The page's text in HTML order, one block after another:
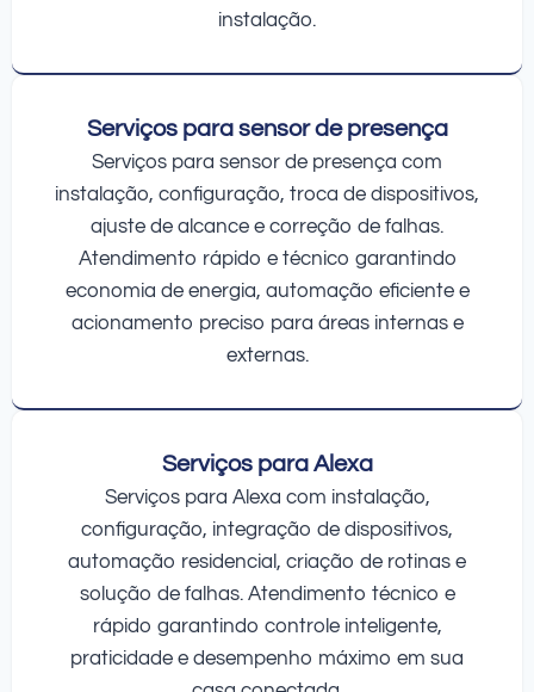
instalação.
Serviços para sensor de presença
Serviços para sensor de presença com
instalação, configuração, troca de dispositivos,
ajuste de alcance e correção de falhas.
Atendimento rápido e técnico garantindo
economia de energia, automação eficiente e
acionamento preciso para áreas internas e
externas.
Serviços para Alexa
Serviços para Alexa com instalação,
configuração, integração de dispositivos,
automação residencial, criação de rotinas e
solução de falhas. Atendimento técnico e
rápido garantindo controle inteligente,
praticidade e desempenho máximo em sua